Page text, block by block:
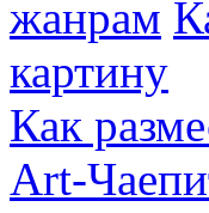
жанрам
картину
Как
Art-